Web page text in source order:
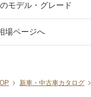
モデル・グレード
場ページへ
新車・中古車カタログ